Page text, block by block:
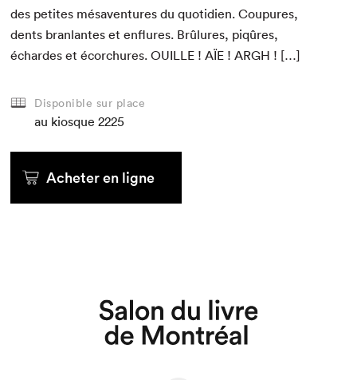
Que cherchez-vous?
des petites mésaven­tures du quo­ti­di­en. Coupures,
dents bran­lantes et enflures. Brûlures, piqûres,
échard­es et écorchures.OUILLE !AÏE !ARGH ! […]
Disponible sur place
au kiosque 2225
Acheter en ligne